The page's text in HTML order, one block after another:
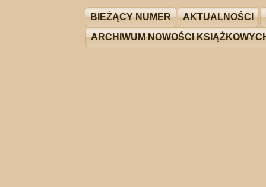
BIEŻĄCY NUMER AKTUALNOŚCI
ARCHIWUM NOWOŚCI